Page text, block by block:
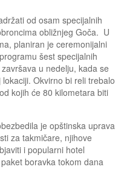
od osam specijalnih
obližnjeg Goča. U
planiran je ceremonijalni
šest specijalnih
u nedelju, kada se
Okvirno bi reli trebalo
kojih će 80 kilometara biti
je opštinska uprava
za takmičare, njihove
i popularni hotel
boravka tokom dana